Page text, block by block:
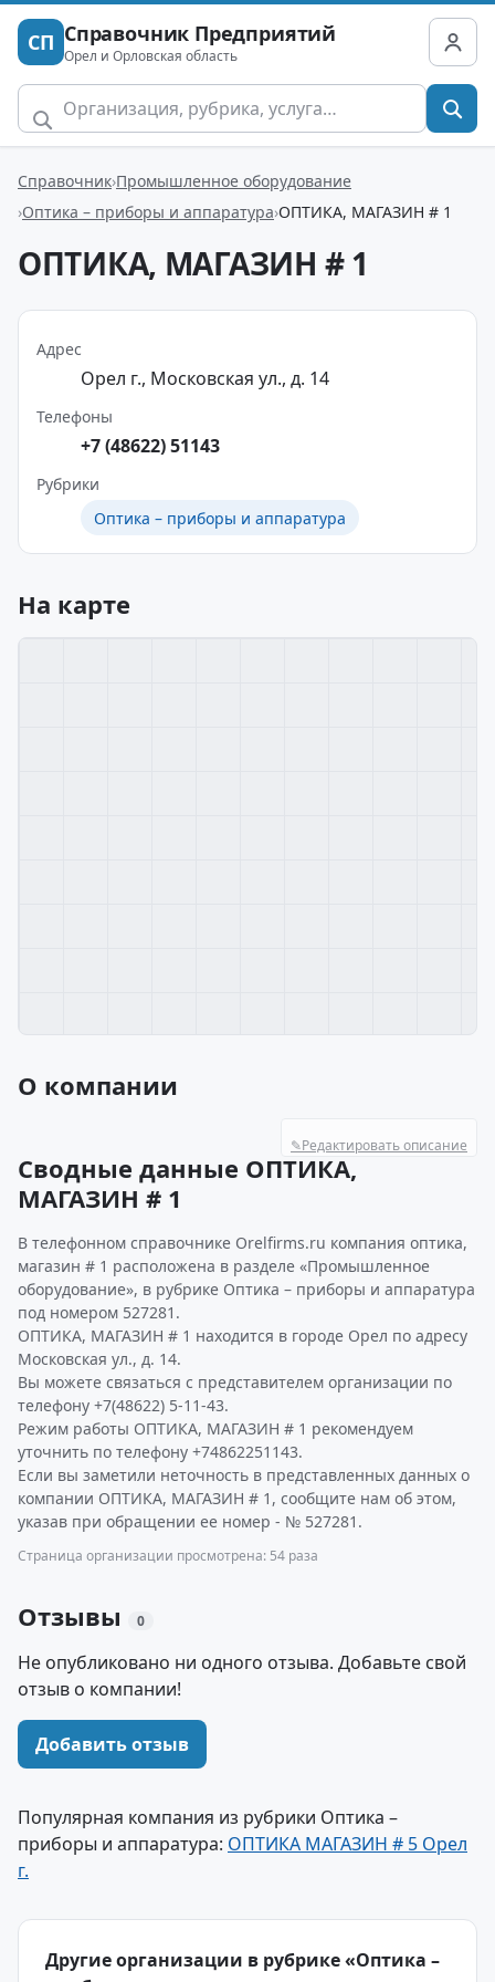
СП Справочник Предприятий
Орел и Орловская область
Справочник Промышленное оборудование
Оптика – приборы и аппаратура ОПТИКА, МАГАЗИН # 1
ОПТИКА, МАГАЗИН # 1
Адрес
Орел г., Московская ул., д. 14
Телефоны
+7 (48622) 51143
Рубрики
Оптика – приборы и аппаратура
На карте
О компании
✎Редактировать описание
Сводные данные ОПТИКА,
МАГАЗИН # 1
В телефонном справочнике Orelfirms.ru компания оптика,
магазин # 1 расположена в разделе «Промышленное
оборудование», в рубрике Оптика – приборы и аппаратура
под номером 527281.
ОПТИКА, МАГАЗИН # 1 находится в городе Орел по адресу
Московская ул., д. 14.
Вы можете связаться с представителем организации по
телефону +7(48622) 5-11-43.
Режим работы ОПТИКА, МАГАЗИН # 1 рекомендуем
уточнить по телефону +74862251143.
Если вы заметили неточность в представленных данных о
компании ОПТИКА, МАГАЗИН # 1, сообщите нам об этом,
указав при обращении ее номер - № 527281.
Страница организации просмотрена: 54 раза
Отзывы 0
Не опубликовано ни одного отзыва. Добавьте свой
отзыв о компании!
Добавить отзыв
Популярная компания из рубрики Оптика –
приборы и аппаратура: ОПТИКА МАГАЗИН # 5 Орел
г.
Другие организации в рубрике «Оптика –